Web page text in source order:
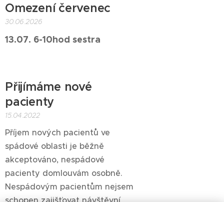
Omezení červenec
30.06.2026
13.07. 6-10hod sestra
Přijímáme nové
pacienty
15.04.2022
Příjem nových pacientů ve
spádové oblasti je běžně
akceptováno, nespádové
pacienty domlouvám osobně.
Nespádovým pacientům nejsem
schopen zajišťovat návštěvní